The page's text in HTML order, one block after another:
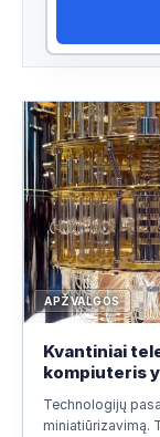
APŽVALGOS
Kvantiniai
kompiuteris
Technologijų
miniatiūrizavimą.